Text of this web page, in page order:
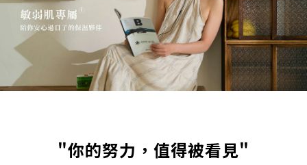
"你的努力，值得被看見"